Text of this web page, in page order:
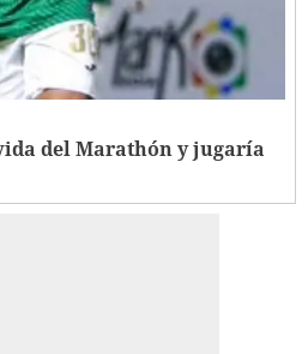
del Marathón y jugaría